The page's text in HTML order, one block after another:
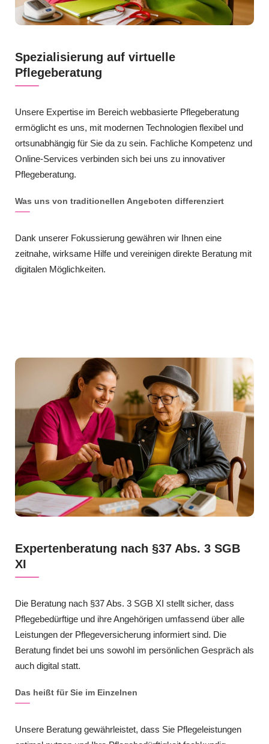
Spezialisierung auf virtuelle
Pflegeberatung
Unsere Expertise im Bereich webbasierte Pflegeberatung
ermöglicht es uns, mit modernen Technologien flexibel und
ortsunabhängig für Sie da zu sein. Fachliche Kompetenz und
Online-Services verbinden sich bei uns zu innovativer
Pflegeberatung.
Was uns von traditionellen Angeboten differenziert
Dank unserer Fokussierung gewähren wir Ihnen eine
zeitnahe, wirksame Hilfe und vereinigen direkte Beratung mit
digitalen Möglichkeiten.
Expertenberatung nach §37 Abs. 3 SGB
XI
Die Beratung nach §37 Abs. 3 SGB XI stellt sicher, dass
Pflegebedürftige und ihre Angehörigen umfassend über alle
Leistungen der Pflegeversicherung informiert sind. Die
Beratung findet bei uns sowohl im persönlichen Gespräch als
auch digital statt.
Das heißt für Sie im Einzelnen
Unsere Beratung gewährleistet, dass Sie Pflegeleistungen